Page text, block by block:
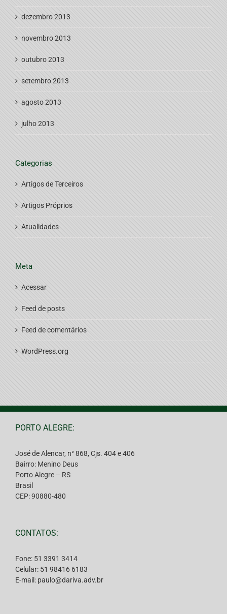
dezembro 2013
novembro 2013
outubro 2013
setembro 2013
agosto 2013
julho 2013
Categorias
Artigos de Terceiros
Artigos Próprios
Atualidades
Meta
Acessar
Feed de posts
Feed de comentários
WordPress.org
PORTO ALEGRE:
José de Alencar, n° 868, Cjs. 404 e 406
Bairro: Menino Deus
Porto Alegre – RS
Brasil
CEP: 90880-480
CONTATOS:
Fone: 51 3391 3414
Celular: 51 98416 6183
E-mail: paulo@dariva.adv.br